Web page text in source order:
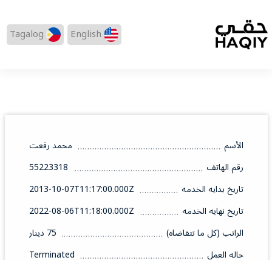
English
Tagalog
الأسم
محمد رفعت
رقم الهاتف
55223318
تاريخ بدايه الخدمه
2013-10-07T11:17:00.000Z
تاريخ نهايه الخدمه
2022-08-06T11:18:00.000Z
الراتب (كل ما تتقاضاه)
75 دينار
حاله العمل
Terminated